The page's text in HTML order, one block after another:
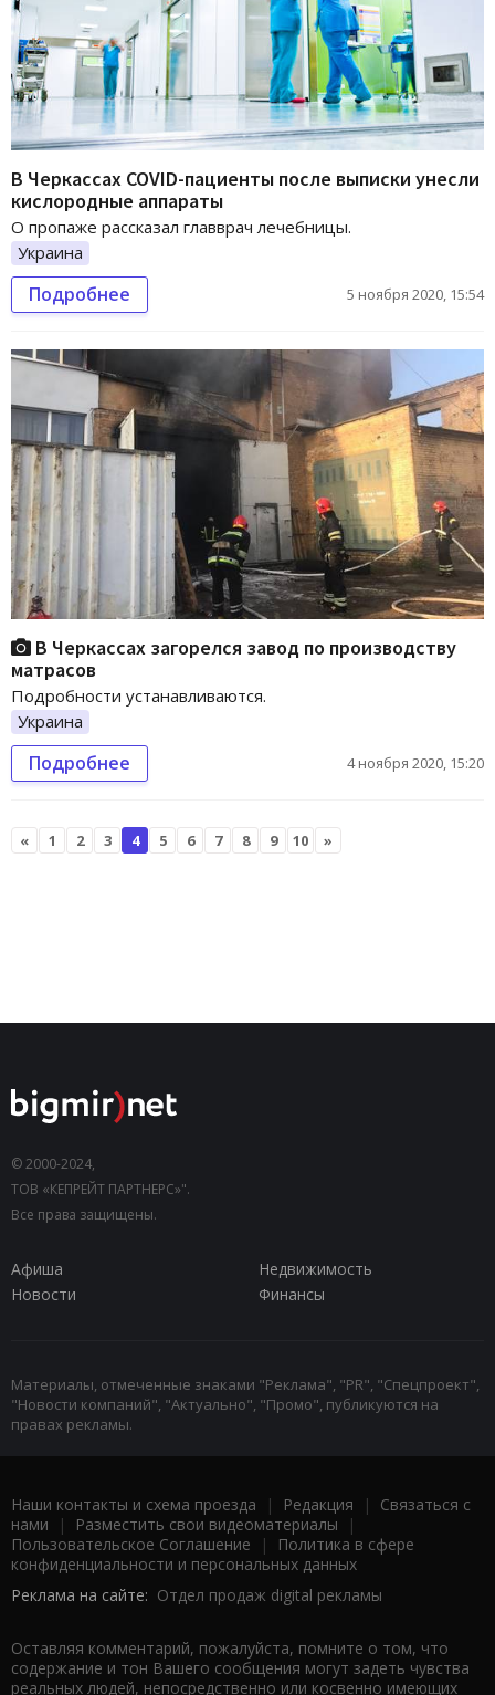
В Черкассах COVID-пациенты после выписки унесли
кислородные аппараты
О пропаже рассказал главврач лечебницы.
Украина
Подробнее 5 ноября 2020, 15:54
В Черкассах загорелся завод по производству
матрасов
Подробности устанавливаются.
Украина
Подробнее 4 ноября 2020, 15:20
« 1 2 3 4 5 6 7 8 9 10 »
© 2000-2024,
ТОВ «КЕПРЕЙТ ПАРТНЕРС»".
Все права защищены.
Афиша
Недвижимость
Новости
Финансы
Материалы, отмеченные знаками "Реклама", "PR", "Спецпроект",
"Новости компаний", "Актуально", "Промо", публикуются на
правах рекламы.
Наши контакты и схема проезда | Редакция | Связаться с
нами | Разместить свои видеоматериалы |
Пользовательское Соглашение |
Политика в сфере
конфиденциальности и персональных данных
Реклама на сайте: Отдел продаж digital рекламы
Оставляя комментарий, пожалуйста, помните о том, что
содержание и тон Вашего сообщения могут задеть чувства
реальных людей, непосредственно или косвенно имеющих